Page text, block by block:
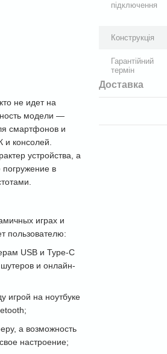
не идет на
модели —
смартфонов и
и консолей.
устройства, а
погружение в
играх и
пользователю:
USB и Type-C
шутеров и онлайн-
игрой на ноутбуке
а возможность
настроение;
підключення
Конструкція
Гарантійний
термін
Доставка